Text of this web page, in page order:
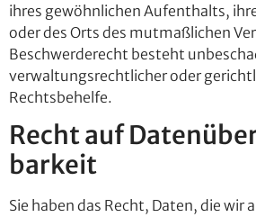
ihres gewöhnlichen Aufenthalts,
oder des Orts des mutmaßlichen
Beschwerderecht besteht
verwaltungsrechtlicher oder
Rechtsbehelfe.
Recht auf
barkeit
Sie haben das Recht, Daten, die wir